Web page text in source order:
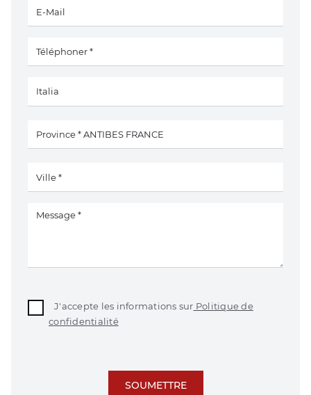
J'accepte les informations sur Politique de
confidentialité
SOUMETTRE